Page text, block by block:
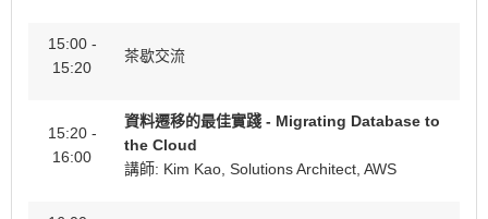
15:00 -
15:20
茶歇交流
15:20 -
16:00
資料遷移的最佳實踐 - Migrating Database to
the Cloud
講師: Kim Kao, Solutions Architect, AWS